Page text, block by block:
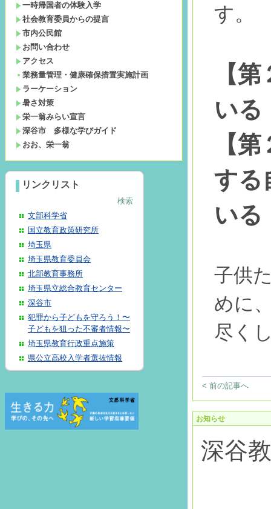
一時帰国者の体験入学
社会教育委員からの提言
市内公民館
お問い合わせ
アクセス
業務量管理・健康確保措置実施計画
ラーケーション
暑さ対策
栄一翁みらい宣言
深谷市 多様な学びガイド
おお、栄一翁
リンクリスト
検索
文部科学省
国立教育政策研究所
埼玉県
埼玉県教育委員会
北部教育事務所
埼玉県立総合教育センター
深谷市
犯罪から子どもを守ろう！〜
子どもを狙った不審者情報〜
埼玉県教育行政重点施策
県公立高校入学者選抜情報
す。
【
いる
【
する
いる
子供
めに
尽く
< 前の記事へ
お知らせ
深谷